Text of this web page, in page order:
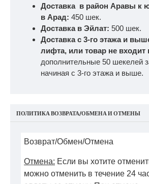
Доставка в район Аравы к
в Арад: 450 шек.
Доставка в Эйлат: 500 шек.
Доставка с 3-го этажа и
лифта, или товар не входит
дополнительные 50 шекелей
начиная с 3-го этажа и выше.
ПОЛИТИКА ВОЗВРАТА/ОБМЕНА И ОТМЕНЫ
Возврат/Обмен/Отмена
Отмена: Если вы хотите
можно отменить в течение 24